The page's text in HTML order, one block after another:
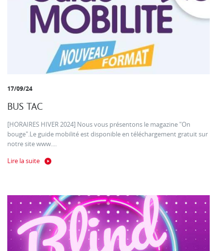
17/09/24
BUS TAC
[HORAIRES HIVER 2024] Nous vous présentons le magazine "On
bouge".Le guide mobilité est disponible en téléchargement gratuit sur
notre site www....
Lire la suite